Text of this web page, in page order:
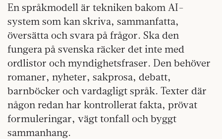
En språkmodell är tekniken bakom AI-
system som kan skriva, sammanfatta,
översätta och svara på frågor. Ska den
fungera på svenska räcker det inte med
ordlistor och myndighetsfraser. Den behöver
romaner, nyheter, sakprosa, debatt,
barnböcker och vardagligt språk. Texter där
någon redan har kontrollerat fakta, prövat
formuleringar, vägt tonfall och byggt
sammanhang.